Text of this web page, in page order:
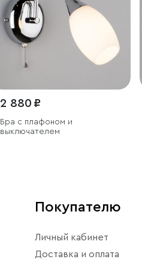
2 880 ₽
Бра с плафоном и
выключателем
Покупателю
Личный кабинет
Доставка и оплата